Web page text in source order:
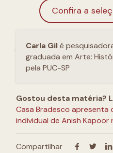
Confira a
Carla Gilé
graduada em Arte:
pela PUC-SP
Gostou desta matéria?
Casa Bradesco apresenta
individual de Anish Kapoor
Compartilhar